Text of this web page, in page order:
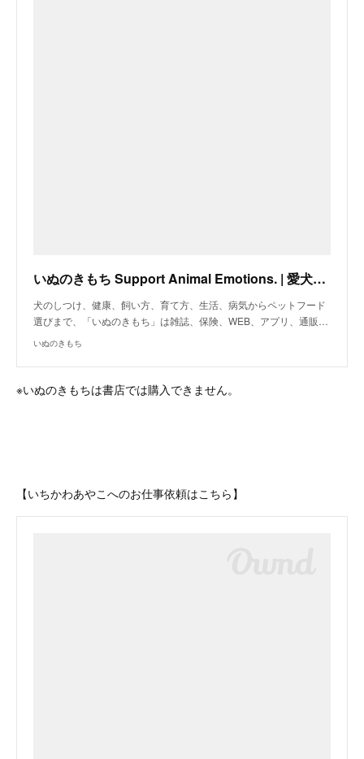
いぬのきもち Support Animal Emotions. | 愛犬と飼い主さんの生活を総合サポート
犬のしつけ、健康、飼い方、育て方、生活、病気からペットフード
選びまで、「いぬのきもち」は雑誌、保険、WEB、アプリ、通販…
いぬのきもち
※いぬのきもちは書店では購入できません。
【いちかわあやこへのお仕事依頼はこちら】